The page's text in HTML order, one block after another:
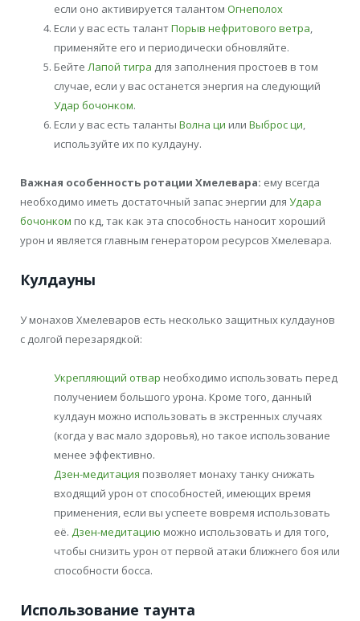
если оно активируется талантом Огнеполох
Если у вас есть талантПорыв нефритового ветра,
применяйте его и периодически обновляйте.
Бейте Лапой тигра для заполнения простоев в том
случае, если у вас останется энергия на следующий
Удар бочонком.
Если у вас есть таланты Волна ци или Выброс ци,
используйте их по кулдауну.
Важная особенность ротации Хмелевара: ему всегда
необходимо иметь достаточный запас энергии для Удара
бочонком по кд, так как эта способность наносит хороший
урон и является главным генератором ресурсов Хмелевара.
Кулдауны
У монахов Хмелеваров есть несколько защитных кулдаунов
с долгой перезарядкой:
Укрепляющий отвар необходимо использовать перед
получением большого урона. Кроме того, данный
кулдаун можно использовать в экстренных случаях
(когда у вас мало здоровья), но такое использование
менее эффективно.
Дзен-медитация позволяет монаху танку снижать
входящий урон от способностей, имеющих время
применения, если вы успеете вовремя использовать
её. Дзен-медитацию можно использовать и для того,
чтобы снизить урон от первой атаки ближнего боя или
способности босса.
Использование таунта